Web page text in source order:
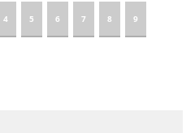
4 5 6 7 8 9